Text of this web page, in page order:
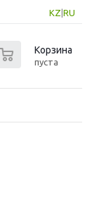
KZ RU
Корзина
пуста